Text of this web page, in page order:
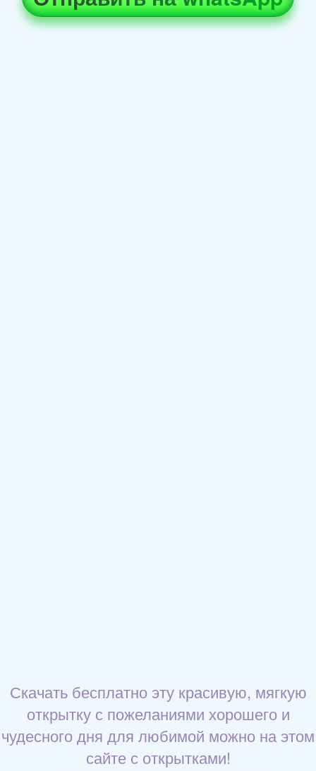
Скачать бесплатно эту красивую, мягкую
открытку с пожеланиями хорошего и
чудесного дня для любимой можно на этом
сайте с открытками!